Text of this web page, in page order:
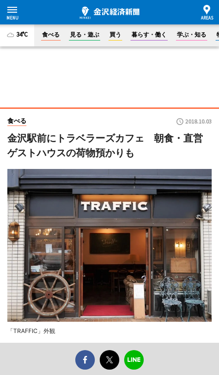
34°C 食べる 見る・遊ぶ 買う 暮らす・働く 学ぶ・知る
食べる 2018.10.03
金沢駅前にトラベラーズカフェ 朝食・直営
ゲストハウスの荷物預かりも
「TRAFFIC」外観